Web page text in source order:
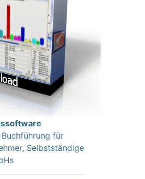
für
Selbstständige